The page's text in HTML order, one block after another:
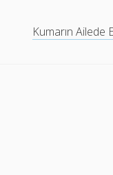
Kumarın Ailede